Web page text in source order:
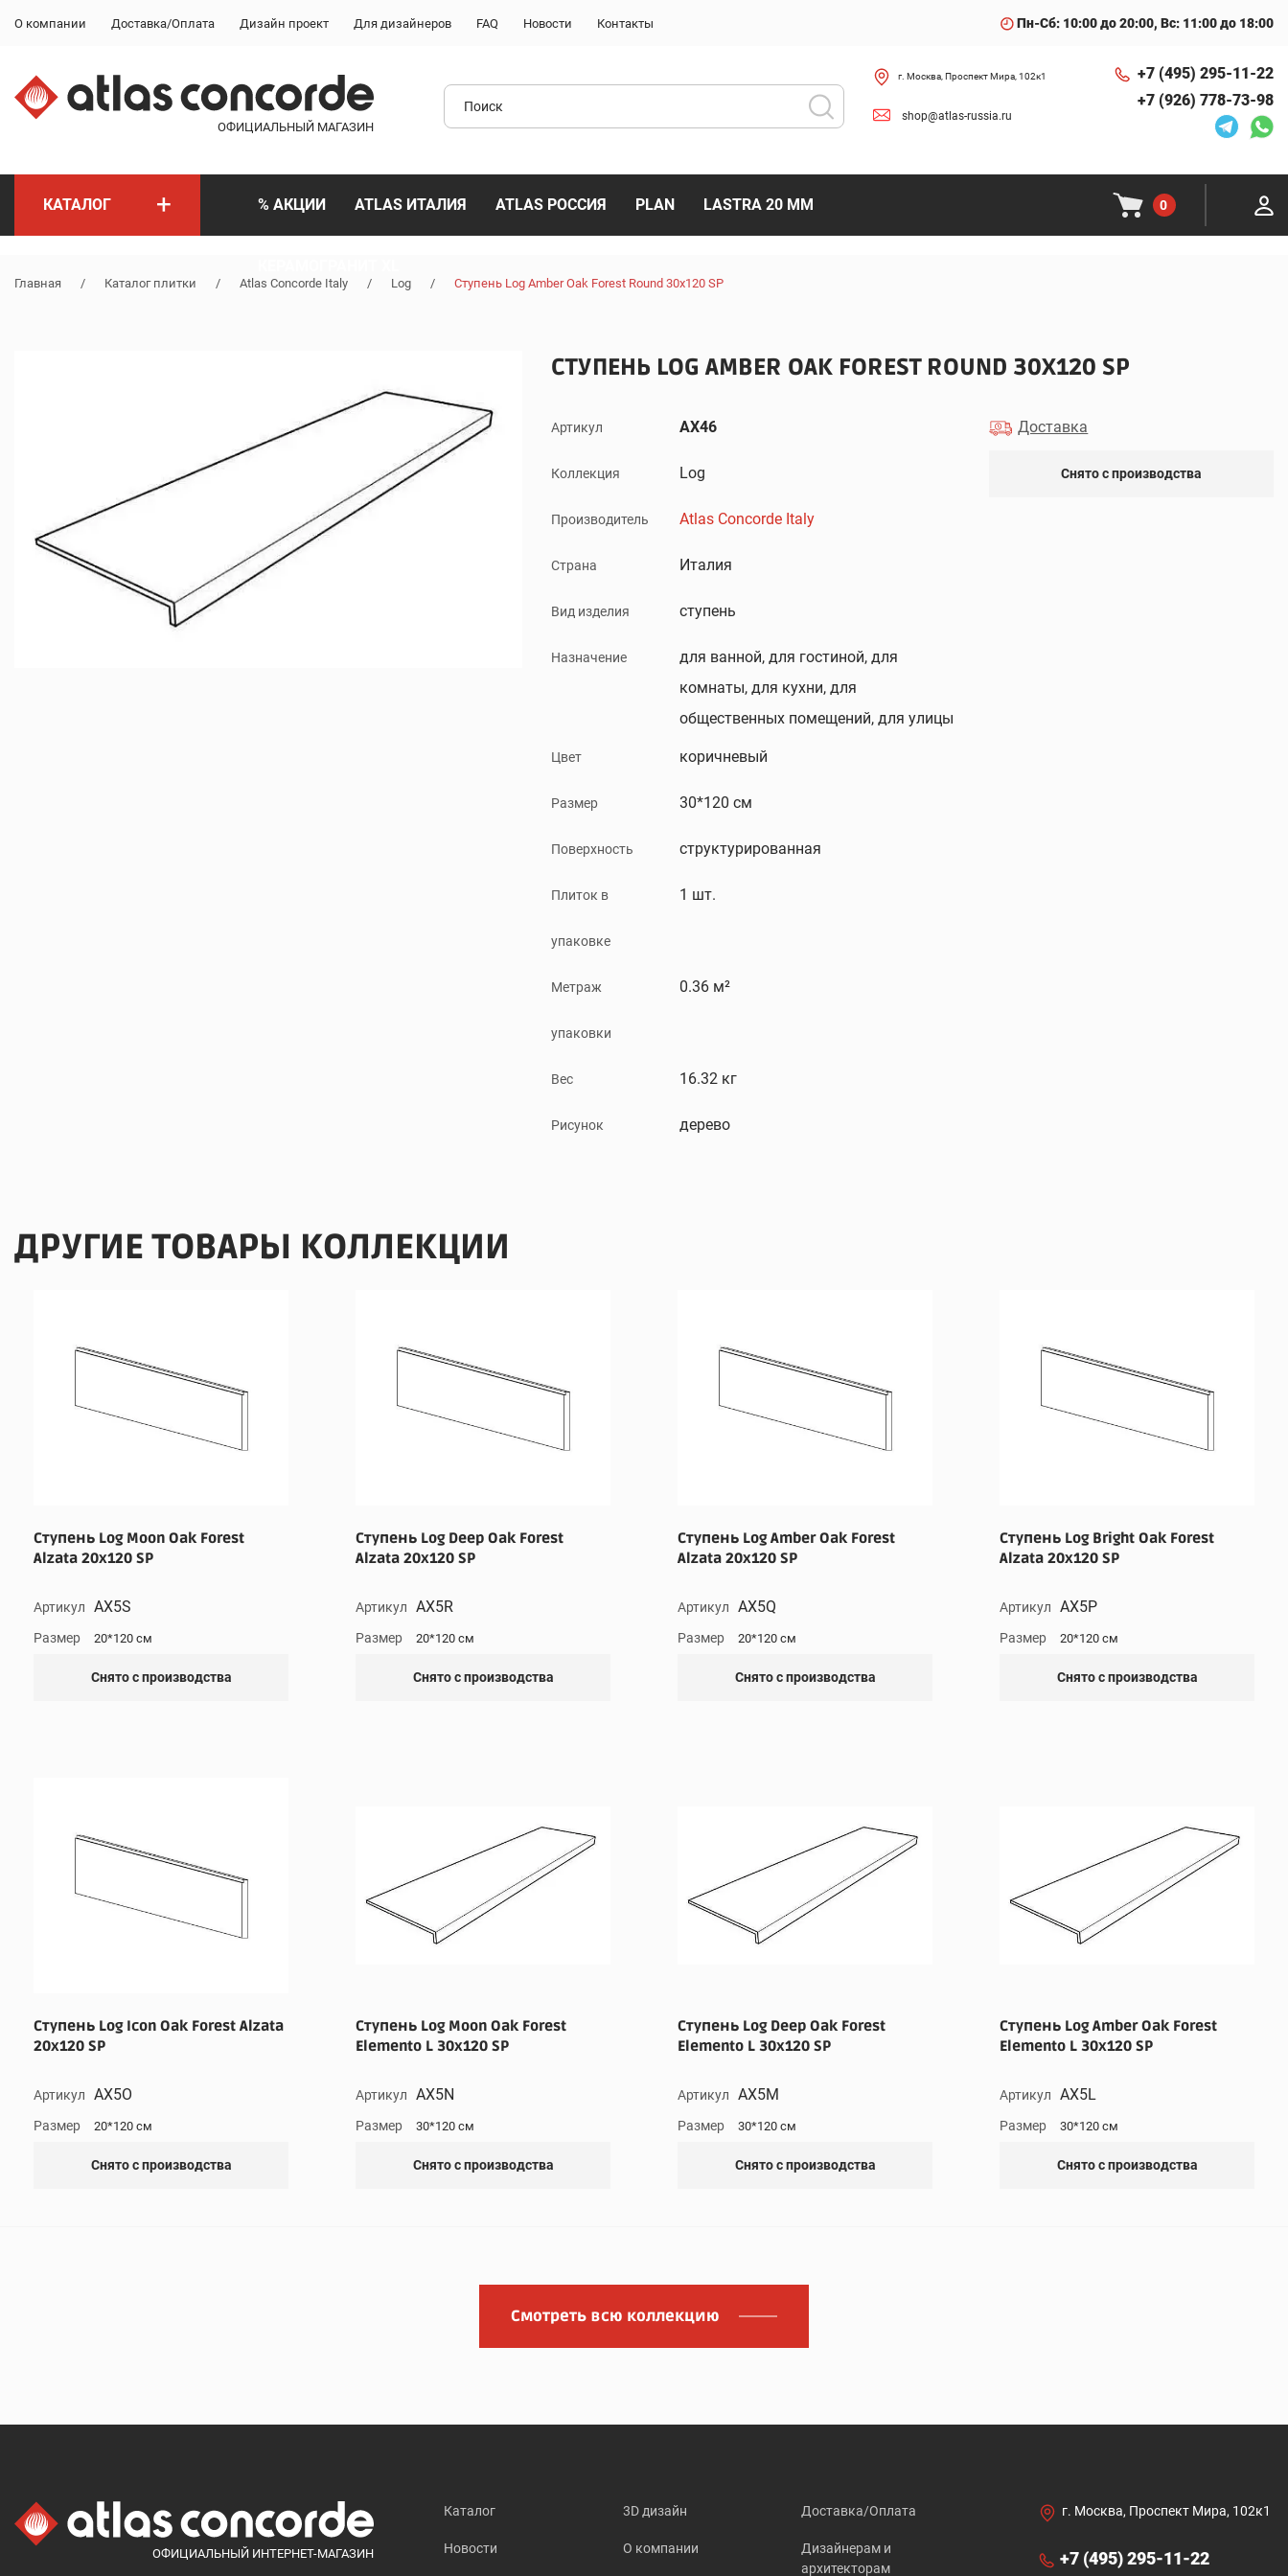
О компании Доставка/Оплата Дизайн проект Для дизайнеров FAQ Новости Контакты Пн-Сб: 10:00 до 20:00, Вс: 11:00 до 18:00
ОФИЦИАЛЬНЫЙ МАГАЗИН
г. Москва, Проспект Мира, 102к1
shop@atlas-russia.ru
+7 (495) 295-11-22
+7 (926) 778-73-98
КАТАЛОГ + % АКЦИИ ATLAS ИТАЛИЯ ATLAS РОССИЯ PLAN LASTRA 20 ММ 0
Главная / Каталог плитки / Atlas Concorde Italy / Log / Ступень Log Amber Oak Forest Round 30x120 SP
СТУПЕНЬ LOG AMBER OAK FOREST ROUND 30X120 SP
Артикул AX46
Коллекция Log
Производитель Atlas Concorde Italy
Страна Италия
Вид изделия ступень
Назначение
для ванной, для гостиной, для
комнаты, для кухни, для
общественных помещений, для улицы
Цвет коричневый
Размер 30*120 см
Поверхность структурированная
Плиток в
упаковке
1 шт.
Метраж
упаковки
0.36 м²
Вес 16.32 кг
Рисунок дерево
Доставка
Снято с производства
ДРУГИЕ ТОВАРЫ КОЛЛЕКЦИИ
Ступень Log Moon Oak Forest
Alzata 20x120 SP
Артикул AX5S
Размер 20*120 см
Снято с производства
Ступень Log Deep Oak Forest
Alzata 20x120 SP
Артикул AX5R
Размер 20*120 см
Снято с производства
Ступень Log Amber Oak Forest
Alzata 20x120 SP
Артикул AX5Q
Размер 20*120 см
Снято с производства
Ступень Log Bright Oak Forest
Alzata 20x120 SP
Артикул AX5P
Размер 20*120 см
Снято с производства
Ступень Log Icon Oak Forest Alzata
20x120 SP
Артикул AX5O
Размер 20*120 см
Снято с производства
Ступень Log Moon Oak Forest
Elemento L 30x120 SP
Артикул AX5N
Размер 30*120 см
Снято с производства
Ступень Log Deep Oak Forest
Elemento L 30x120 SP
Артикул AX5M
Размер 30*120 см
Снято с производства
Ступень Log Amber Oak Forest
Elemento L 30x120 SP
Артикул AX5L
Размер 30*120 см
Снято с производства
Смотреть всю коллекцию
ОФИЦИАЛЬНЫЙ ИНТЕРНЕТ-МАГАЗИН
Каталог
Новости
3D дизайн
О компании
Доставка/Оплата
Дизайнерам и
архитекторам
г. Москва, Проспект Мира, 102к1
+7 (495) 295-11-22